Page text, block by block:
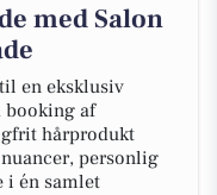
med Salon
en eksklusiv
booking af
hårprodukt
personlig
i én samlet